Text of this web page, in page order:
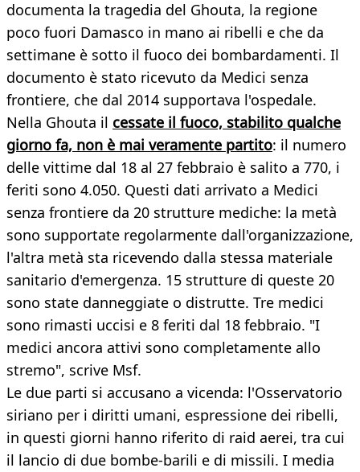
documenta la tragedia del Ghouta, la regione
poco fuori Damasco in mano ai ribelli e che da
settimane è sotto il fuoco dei bombardamenti. Il
documento è stato ricevuto da Medici senza
frontiere, che dal 2014 supportava l'ospedale.
Nella Ghouta il cessate il fuoco, stabilito qualche
giorno fa, non è mai veramente partito: il numero
delle vittime dal 18 al 27 febbraio è salito a 770, i
feriti sono 4.050. Questi dati arrivato a Medici
senza frontiere da 20 strutture mediche: la metà
sono supportate regolarmente dall'organizzazione,
l'altra metà sta ricevendo dalla stessa materiale
sanitario d'emergenza. 15 strutture di queste 20
sono state danneggiate o distrutte. Tre medici
sono rimasti uccisi e 8 feriti dal 18 febbraio. "I
medici ancora attivi sono completamente allo
stremo", scrive Msf.
Le due parti si accusano a vicenda: l'Osservatorio
siriano per i diritti umani, espressione dei ribelli,
in questi giorni hanno riferito di raid aerei, tra cui
il lancio di due bombe-barili e di missili. I media